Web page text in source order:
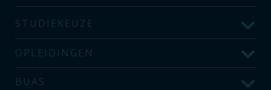
STUDIEKEUZE
OPLEIDINGEN
BUAS